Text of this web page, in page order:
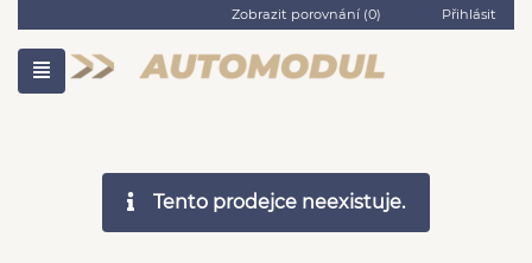
Zobrazit porovnání (0) Přihlásit
Tento prodejce neexistuje.